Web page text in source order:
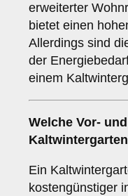
erweiterter
bietet einen
Allerdings sind
der
einem
Welche Vor-
Kaltwintergarten
Ein
kostengünstiger